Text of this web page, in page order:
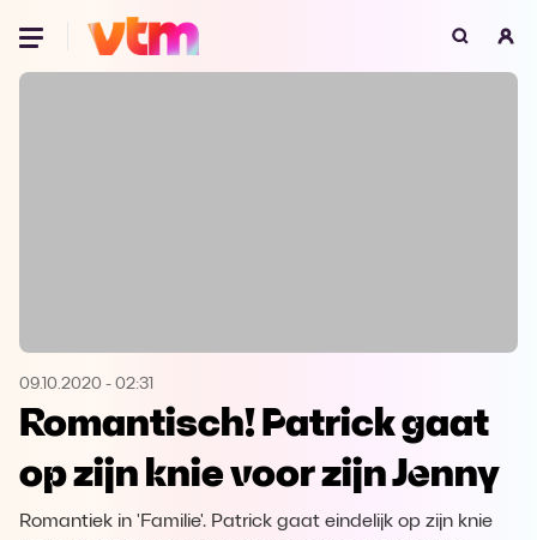
Oeps, browser niet ondersteund
Microsoft Edge Download
Opera Download
09.10.2020 - 02:31
Romantisch! Patrick gaat
op zijn knie voor zijn Jenny
Romantiek in 'Familie'. Patrick gaat eindelijk op zijn knie